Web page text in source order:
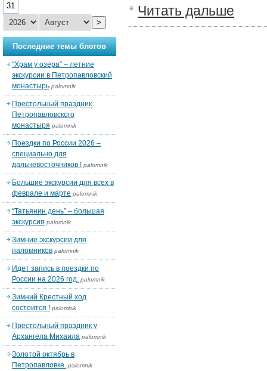
Читать дальше
31
>
Последние темы блогов
“Храм у озера” – летние
экскурсии в Петропавловский
монастырь palomnik
Престольный праздник
Петропавловского
монастыря palomnik
Поездки по России 2026 –
специально для
дальневосточников ! palomnik
Большие экскурсии для всех в
феврале и марте palomnik
“Татьянин день” – большая
экскурсия palomnik
Зимние экскурсии для
паломников palomnik
Идет запись в поездки по
России на 2026 год. palomnik
Зимний Крестный ход
состоится ! palomnik
Престольный праздник у
Архангела Михаила palomnik
Золотой октябрь в
Петропавловке. palomnik